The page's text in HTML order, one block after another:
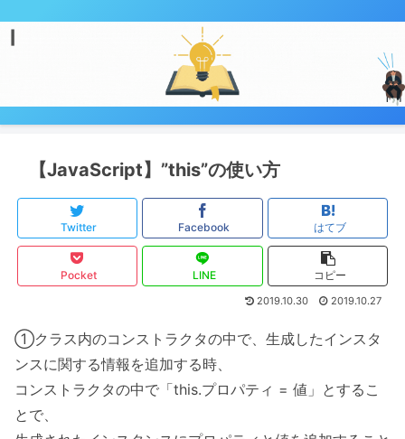
【JavaScript】”this”の使い方
Twitter Facebook はてブ
Pocket LINE コピー
2019.10.30 2019.10.27
①クラス内のコンストラクタの中で、生成したインスタ
ンスに関する情報を追加する時、
コンストラクタの中で「this.プロパティ = 値」とするこ
とで、